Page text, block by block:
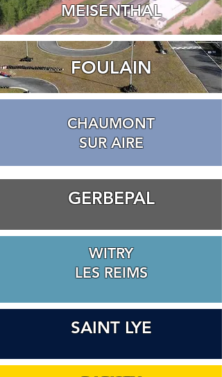
MEISENTHAL
FOULAIN
CHAUMONT
SUR AIRE
GERBEPAL
WITRY
LES REIMS
SAINT LYE